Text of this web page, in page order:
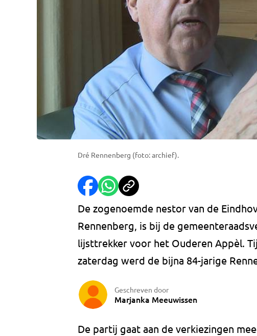
Dré Rennenberg (foto: archief).
De zogenoemde nestor van de
Rennenberg, is bij de
lijsttrekker voor het Ouderen Appèl.
zaterdag werd de bijna 84-jarige
Geschreven door
Marjanka Meeuwissen
De partij gaat aan de verkiezingen